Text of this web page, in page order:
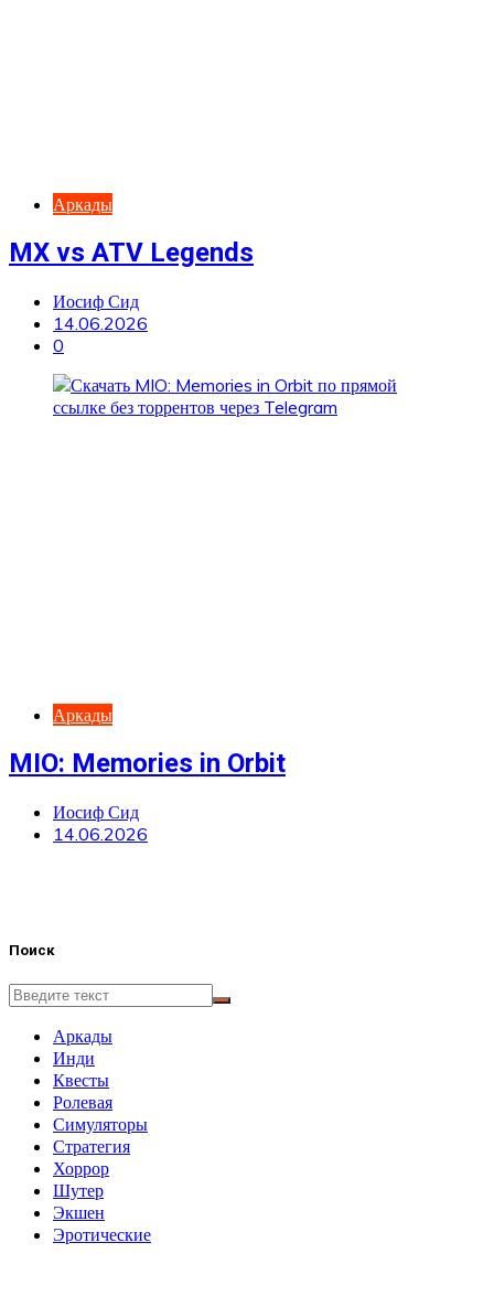
Аркады
MX vs ATV Legends
Иосиф Сид
14.06.2026
0
Аркады
MIO: Memories in Orbit
Иосиф Сид
14.06.2026
Поиск
Аркады
Инди
Квесты
Ролевая
Симуляторы
Стратегия
Хоррор
Шутер
Экшен
Эротические